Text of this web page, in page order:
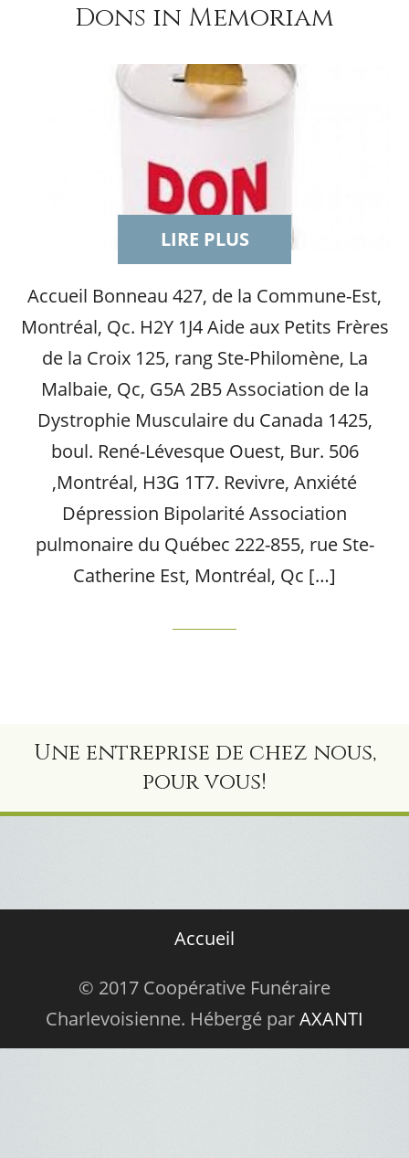
Dons in Memoriam
LIRE PLUS
Accueil Bonneau 427, de la Commune-Est,
Montréal, Qc. H2Y 1J4 Aide aux Petits Frères
de la Croix 125, rang Ste-Philomène, La
Malbaie, Qc, G5A 2B5 Association de la
Dystrophie Musculaire du Canada 1425,
boul. René-Lévesque Ouest, Bur. 506
,Montréal, H3G 1T7. Revivre, Anxiété
Dépression Bipolarité Association
pulmonaire du Québec 222-855, rue Ste-
Catherine Est, Montréal, Qc […]
Une entreprise de chez nous,
pour vous!
Accueil
© 2017 Coopérative Funéraire
Charlevoisienne. Hébergé parAXANTI